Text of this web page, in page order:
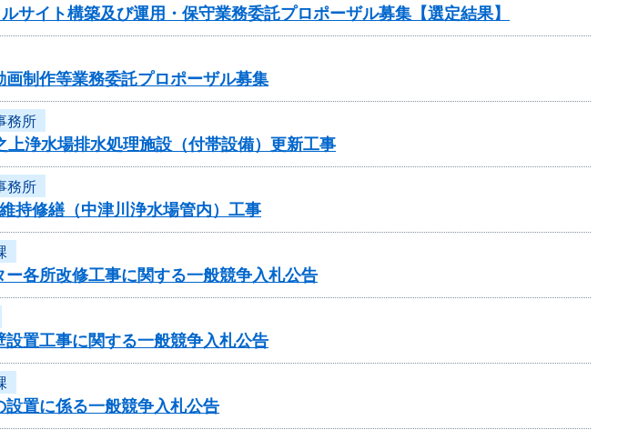
サイト構築及び運用・保守業務委託プロポーザル募集【選定結果】
制作等業務委託プロポーザル募集
務所
上浄水場排水処理施設（付帯設備）更新工事
務所
持修繕（中津川浄水場管内）工事
ー各所改修工事に関する一般競争入札公告
設置工事に関する一般競争入札公告
置に係る一般競争入札公告